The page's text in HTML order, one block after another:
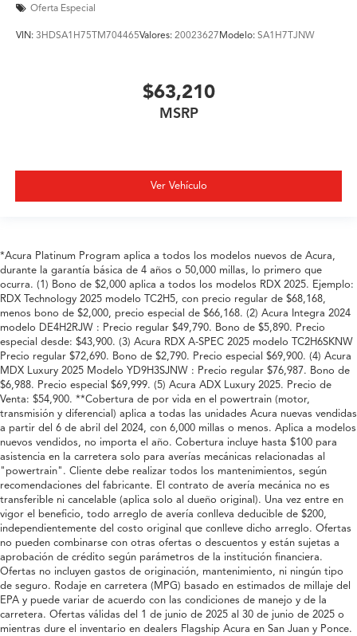
Oferta Especial
VIN: 3HDSA1H75TM704465Valores: 20023627Modelo: SA1H7TJNW
$63,210
MSRP
Ver Vehículo
*Acura Platinum Program aplica a todos los modelos nuevos de Acura,
durante la garantía básica de 4 años o 50,000 millas, lo primero que
ocurra. (1) Bono de $2,000 aplica a todos los modelos RDX 2025. Ejemplo:
RDX Technology 2025 modelo TC2H5, con precio regular de $68,168,
menos bono de $2,000, precio especial de $66,168. (2) Acura Integra 2024
modelo DE4H2RJW : Precio regular $49,790. Bono de $5,890. Precio
especial desde: $43,900. (3) Acura RDX A-SPEC 2025 modelo TC2H6SKNW
Precio regular $72,690. Bono de $2,790. Precio especial $69,900. (4) Acura
MDX Luxury 2025 Modelo YD9H3SJNW : Precio regular $76,987. Bono de
$6,988. Precio especial $69,999. (5) Acura ADX Luxury 2025. Precio de
Venta: $54,900. **Cobertura de por vida en el powertrain (motor,
transmisión y diferencial) aplica a todas las unidades Acura nuevas vendidas
a partir del 6 de abril del 2024, con 6,000 millas o menos. Aplica a modelos
nuevos vendidos, no importa el año. Cobertura incluye hasta $100 para
asistencia en la carretera solo para averías mecánicas relacionadas al
"powertrain". Cliente debe realizar todos los mantenimientos, según
recomendaciones del fabricante. El contrato de avería mecánica no es
transferible ni cancelable (aplica solo al dueño original). Una vez entre en
vigor el beneficio, todo arreglo de avería conlleva deducible de $200,
independientemente del costo original que conlleve dicho arreglo. Ofertas
no pueden combinarse con otras ofertas o descuentos y están sujetas a
aprobación de crédito según parámetros de la institución financiera.
Ofertas no incluyen gastos de originación, mantenimiento, ni ningún tipo
de seguro. Rodaje en carretera (MPG) basado en estimados de millaje del
EPA y puede variar de acuerdo con las condiciones de manejo y de la
carretera. Ofertas válidas del 1 de junio de 2025 al 30 de junio de 2025 o
mientras dure el inventario en dealers Flagship Acura en San Juan y Ponce.